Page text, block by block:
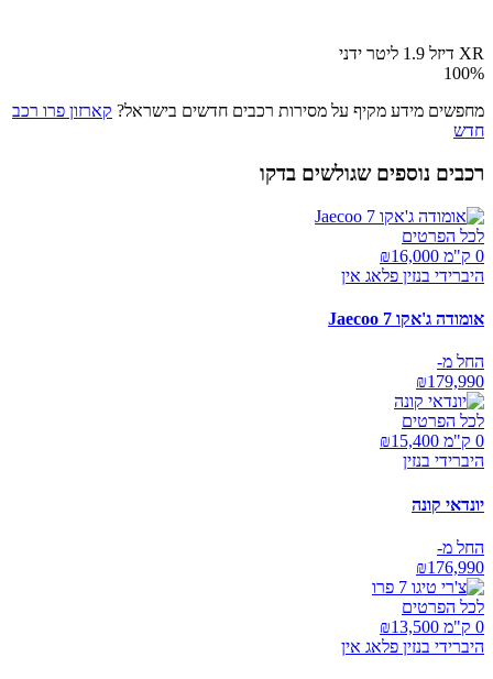
XR דיזל 1.9 ליטר ידני
100%
מחפשים מידע מקיף על מסירות רכבים חדשים בישראל? קארזון פרו רכב
חדש
רכבים נוספים שגולשים בדקו
לכל הפרטים
0 ק"מ ₪
16,000
היברידי בנזין פלאג אין
אומודה ג'אקו Jaecoo 7
החל מ-
₪179,990
לכל הפרטים
0 ק"מ ₪
15,400
היברידי בנזין
יונדאי קונה
החל מ-
₪176,990
לכל הפרטים
0 ק"מ ₪
13,500
היברידי בנזין פלאג אין